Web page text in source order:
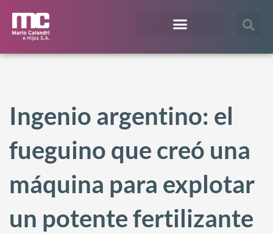
Ingenio argentino: el
fueguino que creó una
máquina para explotar
un potente fertilizante